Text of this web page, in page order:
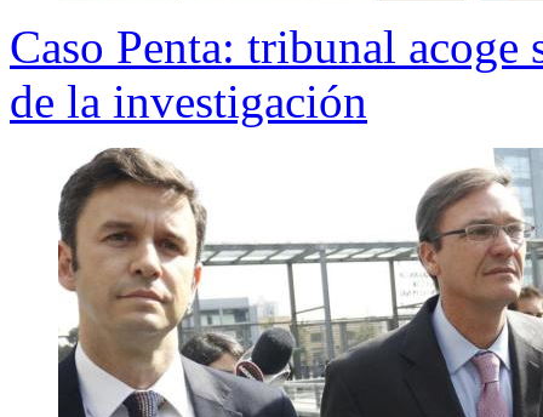
Caso Penta: tribunal
de la investigación